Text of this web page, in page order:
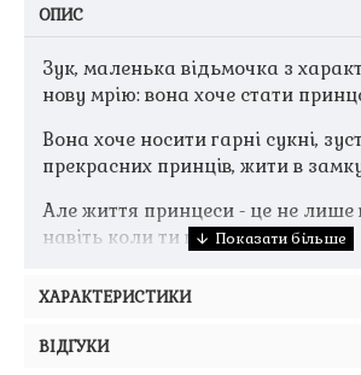
ОПИС
Зук, маленька відьмочка з
нову мрію: вона хоче стати
Вона хоче носити гарні сукні,
прекрасних принців, жити в
Але життя принцеси - це не лише
навіть коли ти відьма!
ХАРАКТЕРИСТИКИ
ВІДГУКИ